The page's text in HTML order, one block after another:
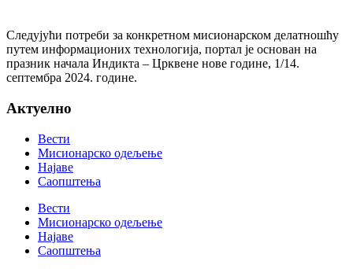
Следујући потреби за конкретном мисионарском делатношћу
путем информационих технологија, портал је основан на
празник начала Индикта – Црквене нове године, 1/14.
септембра 2024. године.
Актуелно
Вести
Мисионарско одељење
Најаве
Саопштења
Вести
Мисионарско одељење
Најаве
Саопштења